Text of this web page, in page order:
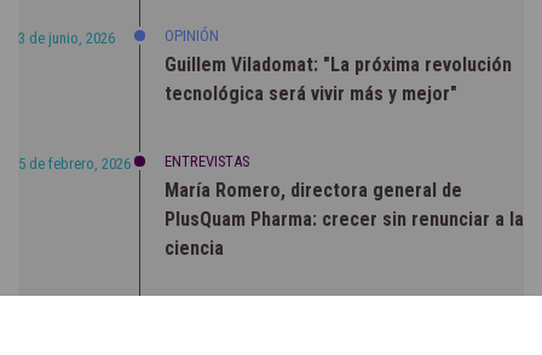
3 de junio, 2026 OPINIÓN
Guillem Viladomat: "La próxima revolución
tecnológica será vivir más y mejor"
5 de febrero, 2026 ENTREVISTAS
María Romero, directora general de
PlusQuam Pharma: crecer sin renunciar a la
ciencia